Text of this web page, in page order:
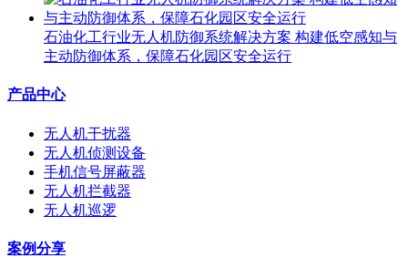
石油化工行业无人机防御系统解决方案 构建低空感知与
主动防御体系，保障石化园区安全运行
产品中心
无人机干扰器
无人机侦测设备
手机信号屏蔽器
无人机拦截器
无人机巡逻
案例分享